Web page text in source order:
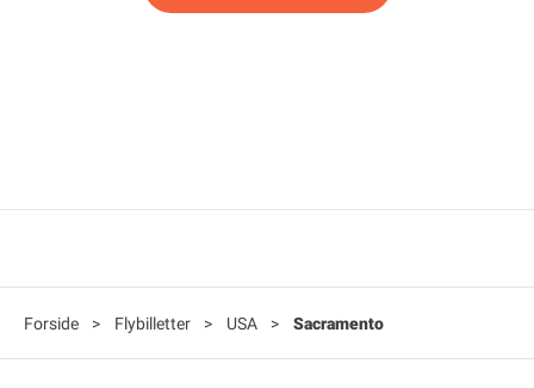
Forside > Flybilletter > USA > Sacramento